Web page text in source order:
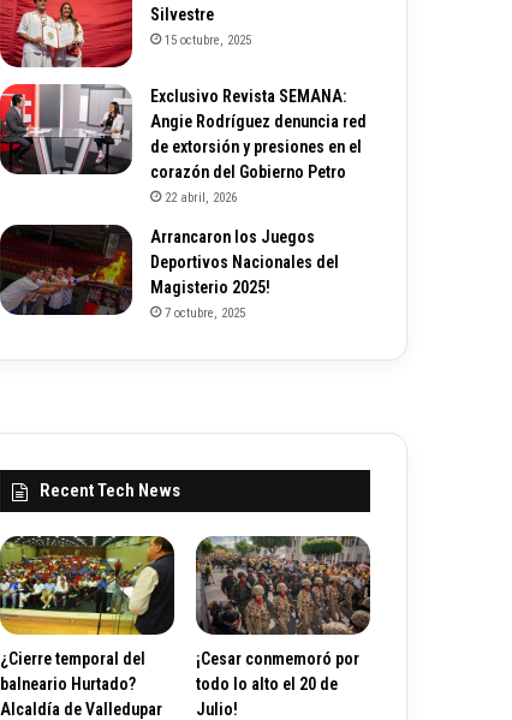
Silvestre
15 octubre, 2025
Exclusivo Revista SEMANA:
Angie Rodríguez denuncia red
de extorsión y presiones en el
corazón del Gobierno Petro
22 abril, 2026
Arrancaron los Juegos
Deportivos Nacionales del
Magisterio 2025!
7 octubre, 2025
Recent Tech News
¿Cierre temporal del
balneario Hurtado?
Alcaldía de Valledupar
¡Cesar conmemoró por
todo lo alto el 20 de
Julio!